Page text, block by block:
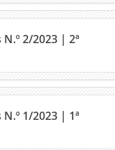
2/2023 | 2ª
1/2023 | 1ª